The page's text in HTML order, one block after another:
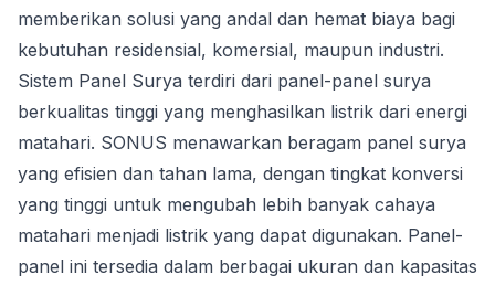
memberikan solusi yang andal dan hemat biaya bagi
kebutuhan residensial, komersial, maupun industri.
Sistem Panel Surya terdiri dari panel-panel surya
berkualitas tinggi yang menghasilkan listrik dari energi
matahari. SONUS menawarkan beragam panel surya
yang efisien dan tahan lama, dengan tingkat konversi
yang tinggi untuk mengubah lebih banyak cahaya
matahari menjadi listrik yang dapat digunakan. Panel-
panel ini tersedia dalam berbagai ukuran dan kapasitas